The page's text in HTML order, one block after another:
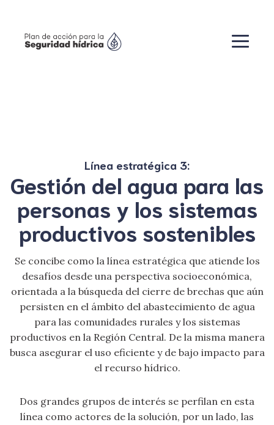
Línea estratégica 3:
Gestión del agua para las
personas y los sistemas
productivos sostenibles
Se concibe como la línea estratégica que atiende los
desafíos desde una perspectiva socioeconómica,
orientada a la búsqueda del cierre de brechas que aún
persisten en el ámbito del abastecimiento de agua
para las comunidades rurales y los sistemas
productivos en la Región Central. De la misma manera
busca asegurar el uso eficiente y de bajo impacto para
el recurso hídrico.
Dos grandes grupos de interés se perfilan en esta
línea como actores de la solución, por un lado, las